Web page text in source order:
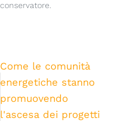
conservatore.
Come le comunità
energetiche stanno
promuovendo
l'ascesa dei progetti